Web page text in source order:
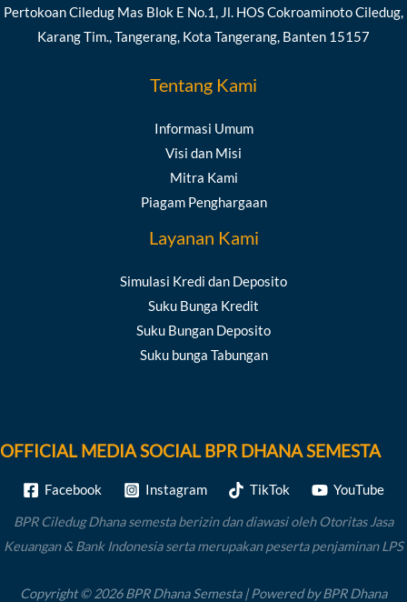
Pertokoan Ciledug Mas Blok E No.1, Jl. HOS Cokroaminoto Ciledug,
Karang Tim., Tangerang, Kota Tangerang, Banten 15157
Tentang Kami
Informasi Umum
Visi dan Misi
Mitra Kami
Piagam Penghargaan
Layanan Kami
Simulasi Kredi dan Deposito
Suku Bunga Kredit
Suku Bungan Deposito
Suku bunga Tabungan
OFFICIAL MEDIA SOCIAL BPR DHANA SEMESTA
Facebook Instagram TikTok YouTube
BPR Ciledug Dhana semesta berizin dan diawasi oleh Otoritas Jasa
Keuangan & Bank Indonesia serta merupakan peserta penjaminan LPS
Copyright © 2026 BPR Dhana Semesta | Powered by BPR Dhana